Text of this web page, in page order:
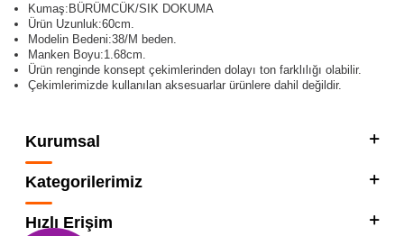
Kumaş:BÜRÜMCÜK/SIK DOKUMA
Ürün Uzunluk:60cm.
Modelin Bedeni:38/M beden.
Manken Boyu:1.68cm.
Ürün renginde konsept çekimlerinden dolayı ton farklılığı olabilir.
Çekimlerimizde kullanılan aksesuarlar ürünlere dahil değildir.
Kurumsal
Kategorilerimiz
Hızlı Erişim